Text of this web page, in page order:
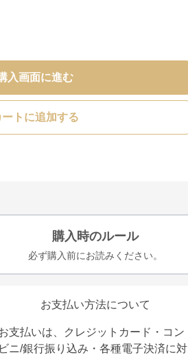
入画面に進む
ートに追加する
購入時のルール
必ず購入前にお読みください。
お支払い方法について
支払いは、クレジットカード・コン
ビニ/銀行振り込み・各種電子決済に対